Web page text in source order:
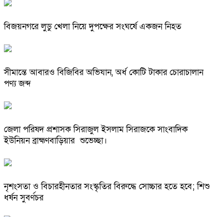
বিজয়নগরে লুডু খেলা নিয়ে দুপক্ষের সংঘর্ষে একজন নিহত
সীমান্তে আবারও বিজিবির অভিযান, অর্ধ কোটি টাকার চোরাচালান
পণ্য জব্দ
জেলা পরিষদ প্রশাসক সিরাজুল ইসলাম সিরাজকে সাংবাদিক
ইউনিয়ন ব্রাহ্মণবাড়িয়ার শুভেচ্ছা।
নৃশংসতা ও বিচারহীনতার সংস্কৃতির বিরুদ্ধে সোচ্চার হতে হবে; শিশু
ধর্ষন সুবর্ণচর